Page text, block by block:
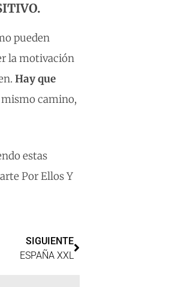
pueden
la motivación
Hay que
mismo camino,
estas
Por Ellos Y
SIGUIENTE
ESPAÑA XXL